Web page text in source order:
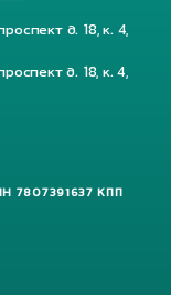
д. 18, к. 4,
д. 18, к. 4,
7807391637 КПП